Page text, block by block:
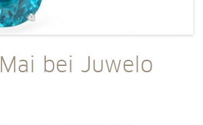
bei Juwelo